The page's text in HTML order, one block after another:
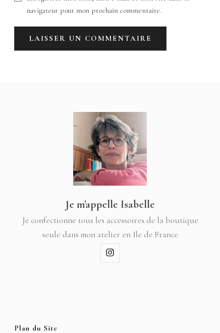
navigateur pour mon prochain commentaire.
Je m'appelle Isabelle
Je confectionne tous les accessoires de la boutique
seule dans mon atelier en Ile de France
Plan du Site